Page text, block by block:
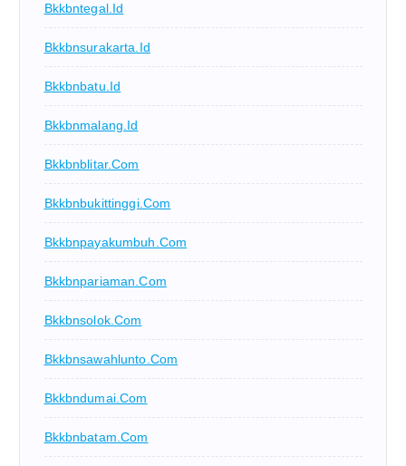
Bkkbntegal.id
Bkkbnsurakarta.id
Bkkbnbatu.id
Bkkbnmalang.id
Bkkbnblitar.com
Bkkbnbukittinggi.com
Bkkbnpayakumbuh.com
Bkkbnpariaman.com
Bkkbnsolok.com
Bkkbnsawahlunto.com
Bkkbndumai.com
Bkkbnbatam.com